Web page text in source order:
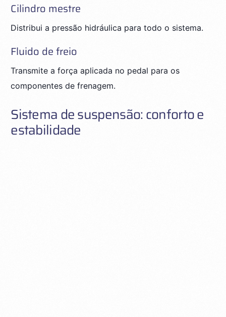
Cilindro mestre
Distribui a pressão hidráulica para todo o sistema.
Fluido de freio
Transmite a força aplicada no pedal para os
componentes de frenagem.
Sistema de suspensão: conforto e
estabilidade